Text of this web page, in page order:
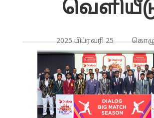
2025 பிப்ரவரி 25